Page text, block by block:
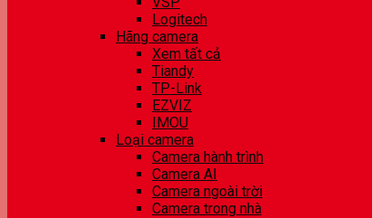
Logitech
Hãng camera
Xem tất cả
Tiandy
TP-Link
EZVIZ
IMOU
Loại camera
Camera hành trình
Camera AI
Camera ngoài trời
Camera trong nhà